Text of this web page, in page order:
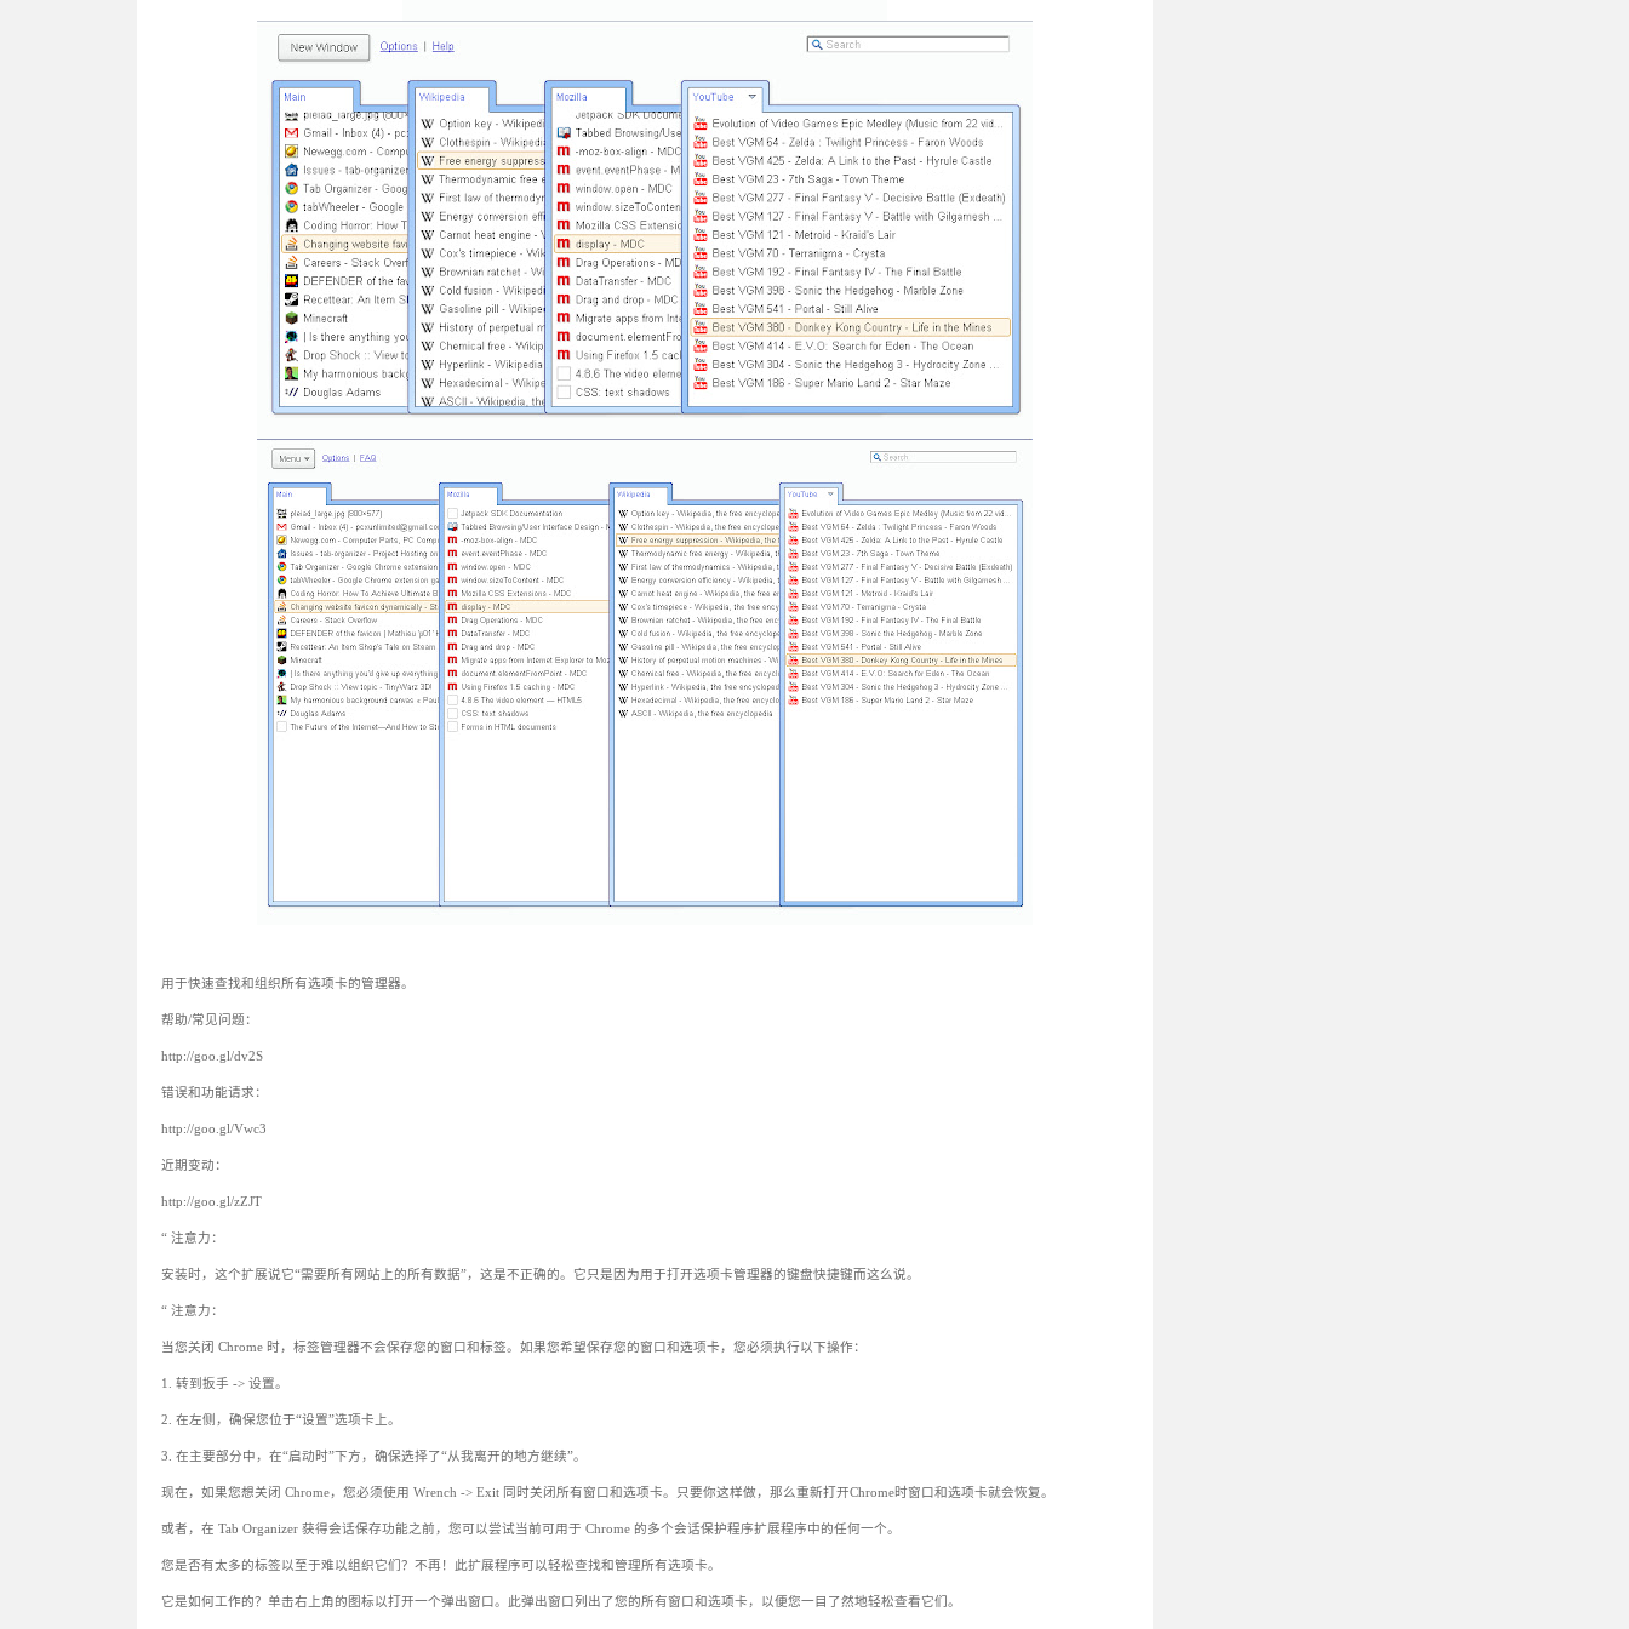
用于快速查找和组织所有选项卡的管理器。
帮助/常见问题：
http://goo.gl/dv2S
错误和功能请求：
http://goo.gl/Vwc3
近期变动：
http://goo.gl/zZJT
“ 注意力：
安装时，这个扩展说它“需要所有网站上的所有数据”，这是不正确的。它只是因为用于打开选项卡管理器的键盘快捷键而这么说。
“ 注意力：
当您关闭 Chrome 时，标签管理器不会保存您的窗口和标签。如果您希望保存您的窗口和选项卡，您必须执行以下操作：
1. 转到扳手 -> 设置。
2. 在左侧，确保您位于“设置”选项卡上。
3. 在主要部分中，在“启动时”下方，确保选择了“从我离开的地方继续”。
现在，如果您想关闭 Chrome，您必须使用 Wrench -> Exit 同时关闭所有窗口和选项卡。只要你这样做，那么重新打开Chrome时窗口和选项卡就会恢复。
或者，在 Tab Organizer 获得会话保存功能之前，您可以尝试当前可用于 Chrome 的多个会话保护程序扩展程序中的任何一个。
您是否有太多的标签以至于难以组织它们？不再！此扩展程序可以轻松查找和管理所有选项卡。
它是如何工作的？单击右上角的图标以打开一个弹出窗口。此弹出窗口列出了您的所有窗口和选项卡，以便您一目了然地轻松查看它们。